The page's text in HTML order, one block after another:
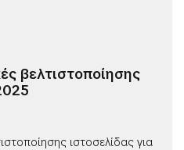
βελτιστοποίησης
ιστοσελίδας για